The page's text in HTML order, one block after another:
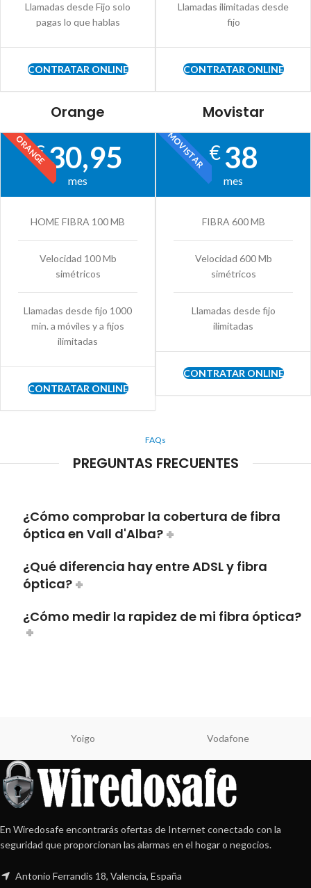
Llamadas desde Fijo solo
pagas lo que hablas
CONTRATAR ONLINE
Llamadas ilimitadas desde
fijo
CONTRATAR ONLINE
Orange
ORANGE
€30,95
mes
HOME FIBRA 100 MB
Velocidad 100 Mb
simétricos
Llamadas desde fijo 1000
min. a móviles y a fijos
ilimitadas
CONTRATAR ONLINE
Movistar
MOVISTAR€38
mes
FIBRA 600 MB
Velocidad 600 Mb
simétricos
Llamadas desde fijo
ilimitadas
CONTRATAR ONLINE
FAQs
PREGUNTAS FRECUENTES
¿Cómo comprobar la cobertura de fibra
óptica en Vall d'Alba?
¿Qué diferencia hay entre ADSL y fibra
óptica?
¿Cómo medir la rapidez de mi fibra óptica?
Yoigo Vodafone
En Wiredosafe encontrarás ofertas de Internet conectado con la
seguridad que proporcionan las alarmas en el hogar o negocios.
Antonio Ferrandis 18, Valencia, España